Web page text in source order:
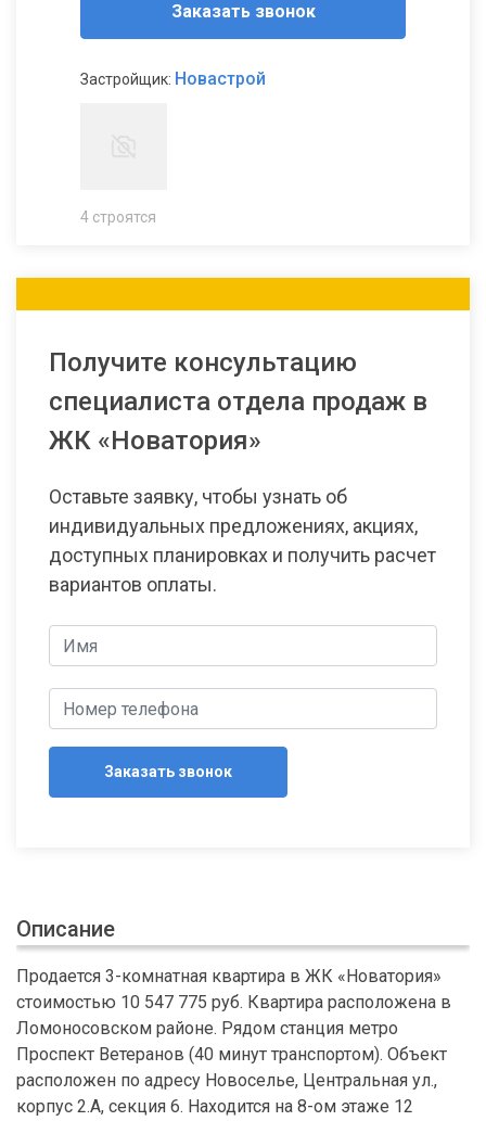
Заказать звонок
Застройщик: Новастрой
4 строятся
Получите консультацию
специалиста отдела продаж в
ЖК «Новатория»
Оставьте заявку, чтобы узнать об
индивидуальных предложениях, акциях,
доступных планировках и получить расчет
вариантов оплаты.
Заказать звонок
Описание
Продается 3-комнатная квартира в ЖК «Новатория»
стоимостью 10 547 775 руб. Квартира расположена в
Ломоносовском районе. Рядом станция метро
Проспект Ветеранов (40 минут транспортом). Объект
расположен по адресу Новоселье, Центральная ул.,
корпус 2.А, секция 6. Находится на 8-ом этаже 12